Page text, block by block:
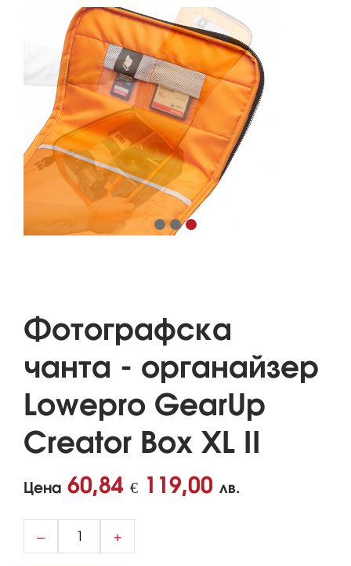
Фотографска
чанта - органайзер
Lowepro GearUp
Creator Box XL II
Цена 60,84 € 119,00 лв.
– +